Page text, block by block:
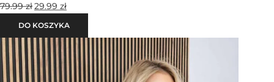
79.99zł29.99 zł
DO KOSZYKA